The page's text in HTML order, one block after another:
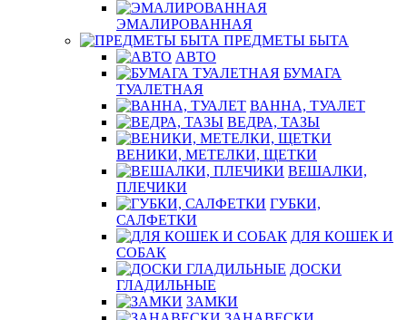
ЭМАЛИРОВАННАЯ
ПРЕДМЕТЫ БЫТА
АВТО
БУМАГА
ТУАЛЕТНАЯ
ВАННА, ТУАЛЕТ
ВЕДРА, ТАЗЫ
ВЕНИКИ, МЕТЕЛКИ, ЩЕТКИ
ВЕШАЛКИ,
ПЛЕЧИКИ
ГУБКИ,
САЛФЕТКИ
ДЛЯ КОШЕК И
СОБАК
ДОСКИ
ГЛАДИЛЬНЫЕ
ЗАМКИ